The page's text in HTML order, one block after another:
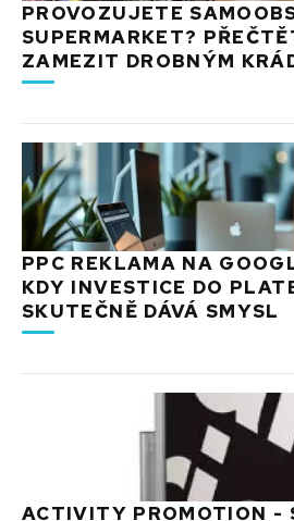
PROVOZUJETE
SUPERMARKET?
ZAMEZIT DROBNÝM
PPC REKLAMA NA
KDY INVESTICE DO
SKUTEČNĚ DÁVÁ SMYSL
ACTIVITY PROMOTION -